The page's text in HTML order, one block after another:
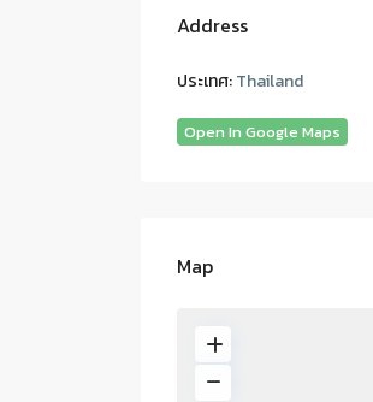
Address
ประเทศ:Thailand
Open In Google Maps
Map